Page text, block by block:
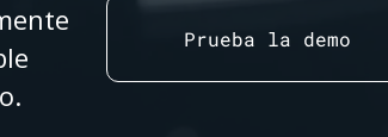
Prueba la demo